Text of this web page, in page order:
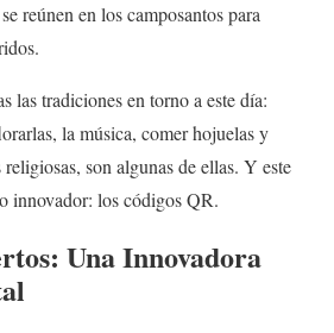
reúnen en los camposantos para
las tradiciones en torno a este día:
la música, comer hojuelas y
son algunas de ellas. Y este
innovador: los códigos QR.
Una Innovadora